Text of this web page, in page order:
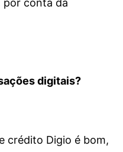
por conta da
digitais?
crédito Digio é bom,